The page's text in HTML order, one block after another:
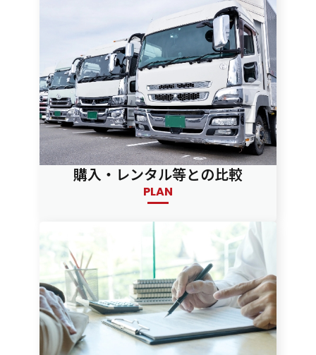
購入・レンタル等との比較
PLAN